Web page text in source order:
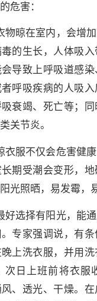
危害：
物晾在室内，会增
的生长，人体吸
导致上呼吸道感
呼吸疾病的人吸
衰竭、死亡等；同
关节炎。
衣服不仅会危害健
期受潮会变形，
光照晒，易发霉，
好选择有阳光，能
专家强调说，有
上洗衣服，并用
次日上班前将衣服
、透光、干燥。